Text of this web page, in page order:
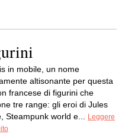
in mobile, un nome
altisonante per questa
francese di figurini che
tre range: gli eroi di Jules
Steampunk world e...
Leggere